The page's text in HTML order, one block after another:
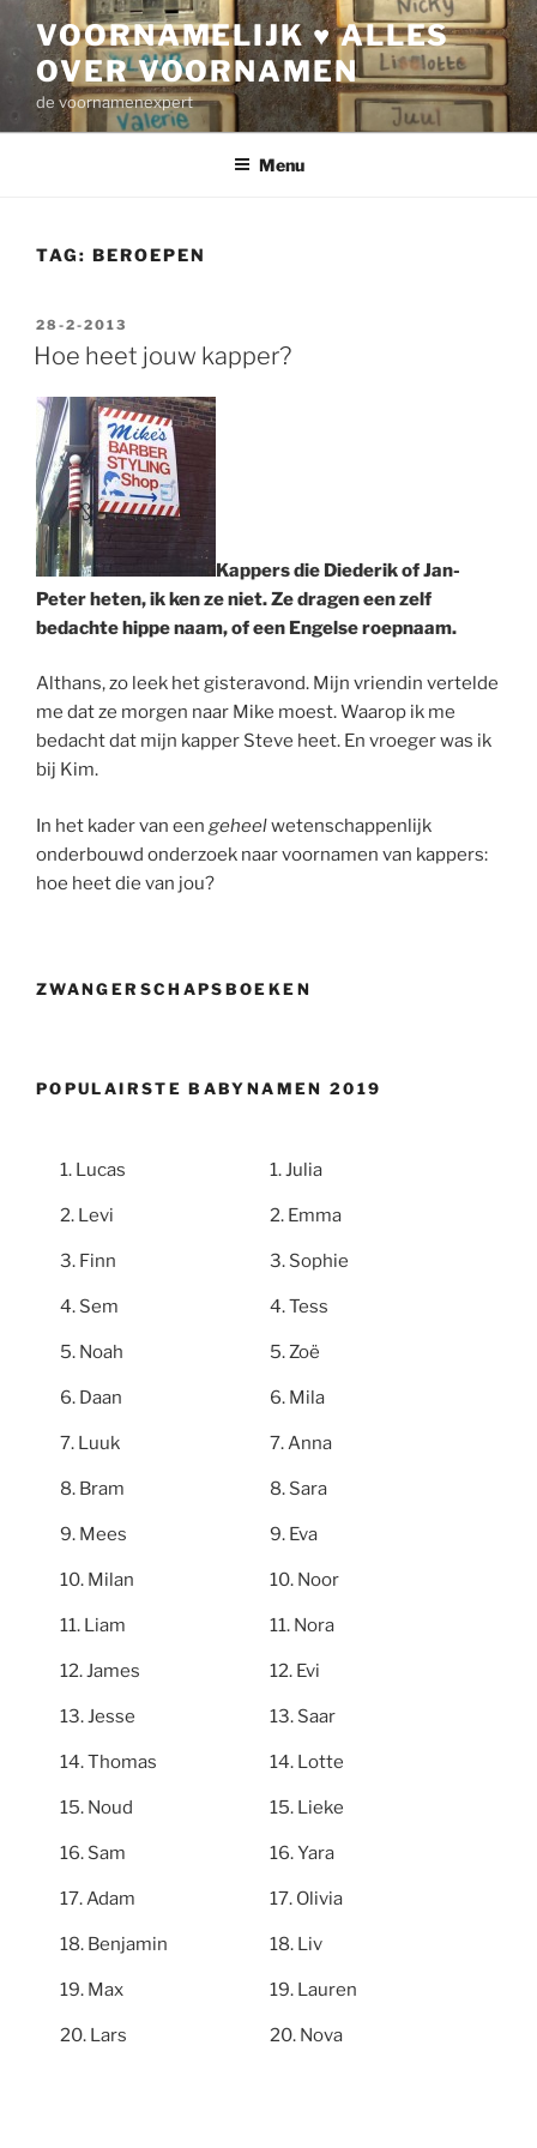
inhoud
VOORNAMELIJK ♥ ALLES
OVER VOORNAMEN
de voornamenexpert
Menu
TAG: BEROEPEN
GEPLAATST
OP
28-2-2013
Hoe heet jouw kapper?
Kappers die Diederik of Jan-
Peter heten, ik ken ze niet. Ze dragen een zelf
bedachte hippe naam, of een Engelse roepnaam.
Althans, zo leek het gisteravond. Mijn vriendin vertelde
me dat ze morgen naar Mike moest. Waarop ik me
bedacht dat mijn kapper Steve heet. En vroeger was ik
bij Kim.
In het kader van een geheelwetenschappenlijk
onderbouwd onderzoek naar voornamen van kappers:
hoe heet die van jou?
ZWANGERSCHAPSBOEKEN
POPULAIRSTE BABYNAMEN 2019
Lucas
Levi
Finn
Sem
Noah
Daan
Luuk
Bram
Mees
Milan
Liam
James
Jesse
Thomas
Noud
Sam
Adam
Benjamin
Max
Lars
Julia
Emma
Sophie
Tess
Zoë
Mila
Anna
Sara
Eva
Noor
Nora
Evi
Saar
Lotte
Lieke
Yara
Olivia
Liv
Lauren
Nova